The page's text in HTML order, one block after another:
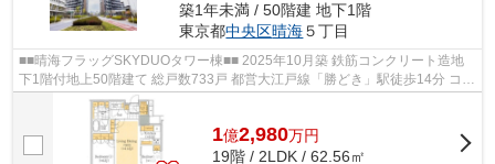
築1年未満 / 50階建 地下1階
東京都中央区晴海５丁目
■■晴海フラッグSKYDUOタワー棟■■ 2025年10月築 鉄筋コンクリート造地
下1階付地上50階建て 総戸数733戸 都営大江戸線「勝どき」駅徒歩14分 コン
シェルジュ オートロック 宅配ボック...
1億2,980万円
19階 / 2LDK / 62.56㎡